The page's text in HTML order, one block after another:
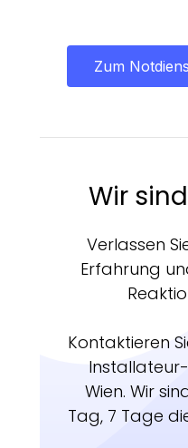
Zum
Wir
Verlassen
Erfahrung
Kontaktieren
Installateur-
Wien. Wir
Tag, 7 Tage